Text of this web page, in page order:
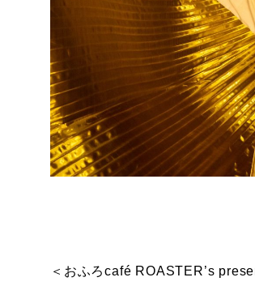
＜おふろcafé ROASTER’s